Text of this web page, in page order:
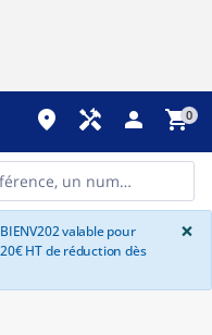
place handyman person shopping_cart0
valable pour
HT de réduction dès
×